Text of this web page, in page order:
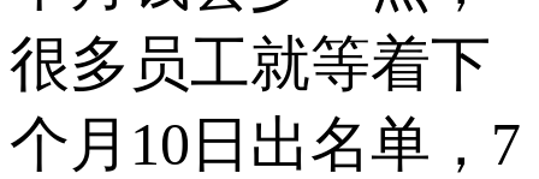
很多员工就等着下
个月10日出名单，7